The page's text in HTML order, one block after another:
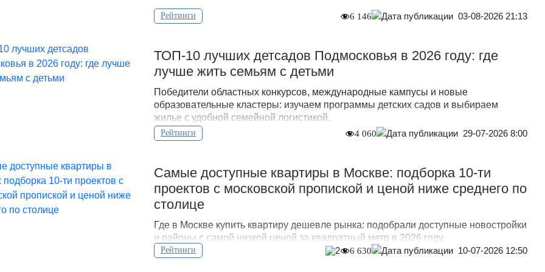
Рейтинги 6 146 03-08-2026 21:13
ТОП-10 лучших детсадов Подмосковья в 2026 году: где
лучше жить семьям с детьми
Победители областных конкурсов, международные кампусы и новые
образовательные кластеры: изучаем программы детских садов и выбираем
жилье с удобной семейной логистикой.
Рейтинги 4 060 29-07-2026 8:00
Самые доступные квартиры в Москве: подборка 10-ти
проектов с московской пропиской и ценой ниже среднего по
столице
Где в Москве купить квартиру дешевле рынка: подобрали доступные новостройки
и районы с самой низкой ценой за квадратный метр в 2026 году.
Рейтинги 2 6 630 10-07-2026 12:50